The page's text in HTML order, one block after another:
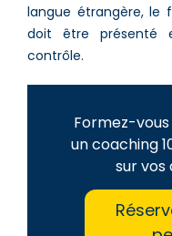
langue étrangère, le
doit être présenté
contrôle.
Formez-
un coaching
sur vos